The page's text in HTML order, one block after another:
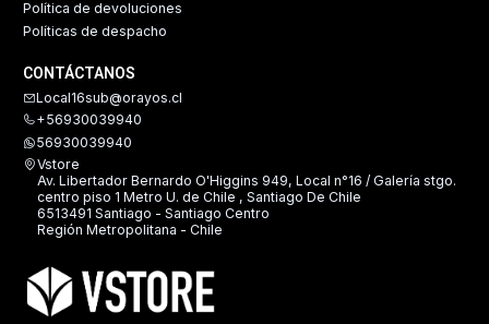
Política de devoluciones
Políticas de despacho
CONTÁCTANOS
Local16sub@orayos.cl
+56930039940
56930039940
Vstore
Av. Libertador Bernardo O'Higgins 949, Local n°16 / Galería stgo.
centro piso 1 Metro U. de Chile , Santiago De Chile
6513491 Santiago - Santiago Centro
Región Metropolitana - Chile